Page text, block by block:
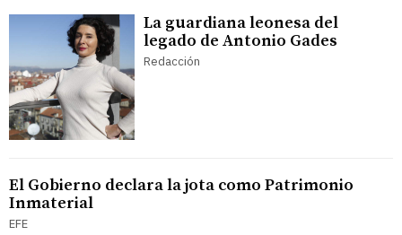
La guardiana leonesa del
legado de Antonio Gades
Redacción
El Gobierno declara la jota como Patrimonio
Inmaterial
EFE